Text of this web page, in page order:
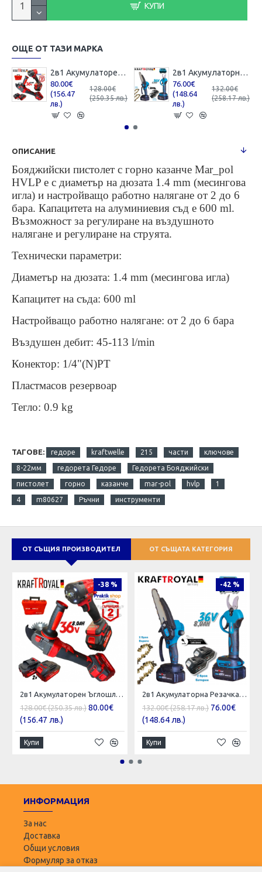
КУПИ
ОЩЕ ОТ ТАЗИ МАРКА
2в1 Акумулаторен Ъглошлайф и Гайковерт / Импакт KRAFTROYAL 36V 8,0AH 2 батерии Шлайф Червен Комплект
80.00€
(156.47
лв.)
128.00€
(250.35 лв.)
2в1 Акумулаторна Резачка с Автоматично Смазване на Веригата и Лозарска Ножица за Клони 36V 8,0AH KRAFTROYAL 2 батерии в куфар
76.00€
(148.64
лв.)
132.00€
(258.17 лв.)
ОПИСАНИЕ
Бояджийски пистолет с горно казанче Mar_pol
HVLP е с диаметър на дюзата 1.4 mm (месингова
игла) и настройващо работно налягане от 2 до 6
бара. Капацитета на алуминиевия съд е 600 ml.
Възможност за регулиране на въздушното
налягане и регулиране на струята.
Технически параметри:
Диаметър на дюзата: 1.4 mm (месингова игла)
Капацитет на съда: 600 ml
Настройващо работно налягане: от 2 до 6 бара
Въздушен дебит: 45-113 l/min
Конектор: 1/4"(N)PT
Пластмасов резервоар
Тегло: 0.9 kg
ТАГОВЕ: гедоре kraftwelle 215 части ключове
8-22мм гедорета Гедоре Гедорета Бояджийски
пистолет горно казанче mar-pol hvlp 1
4 m80627 Ръчни инструменти
ОТ СЪЩИЯ ПРОИЗВОДИТЕЛ ОТ СЪЩАТА КАТЕГОРИЯ
-38 %
2в1 Акумулаторен Ъглошлайф и Гайковерт / Импакт KRAFTROYAL 36V 8,0AH 2 батерии Шлайф Червен Комплект
128.00€ (250.35 лв.) 80.00€
(156.47 лв.)
Купи
-42 %
2в1 Акумулаторна Резачка с Автоматично Смазване на Веригата и Лозарска Ножица за Клони 36V 8,0AH KRAFTROYAL 2 батерии в куфар
132.00€ (258.17 лв.) 76.00€
(148.64 лв.)
Купи
ИНФОРМАЦИЯ
За нас
Доставка
Общи условия
Формуляр за отказ